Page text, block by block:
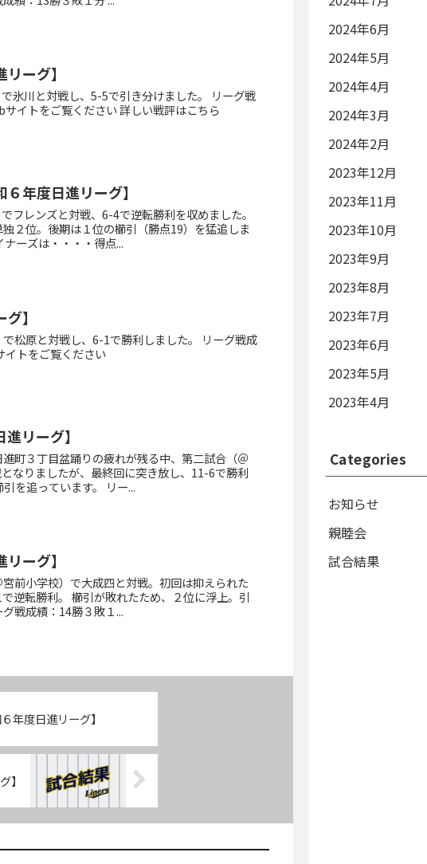
ーグ】
氷川と対戦し、5-5で引き分けました。 リーグ戦
イトをご覧ください 詳しい戦評はこちら
年度日進リーグ】
フレンズと対戦、6-4で逆転勝利を収めました。
２位。後期は１位の櫛引（勝点19）を猛追しま
ーズは・・・・得点...
】
松原と対戦し、6-1で勝利しました。 リーグ戦成
トをご覧ください
リーグ】
町３丁目盆踊りの疲れが残る中、第二試合（＠
なりましたが、最終回に突き放し、11-6で勝利
を追っています。 リー...
ーグ】
前小学校）で大成四と対戦。初回は抑えられた
逆転勝利。 櫛引が敗れたため、２位に浮上。引
戦成績：14勝３敗１...
年度日進リーグ】
】
2024年6月
2024年5月
2024年4月
2024年3月
2024年2月
2023年12月
2023年11月
2023年10月
2023年9月
2023年8月
2023年7月
2023年6月
2023年5月
2023年4月
Categories
お知らせ
親睦会
試合結果